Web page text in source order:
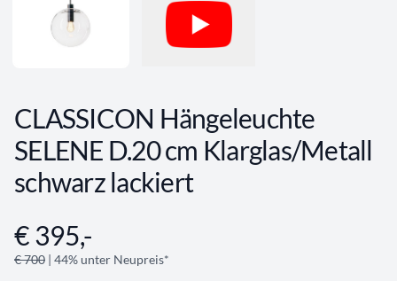
CLASSICON Hängeleuchte
SELENE D.20 cm Klarglas/Metall
schwarz lackiert
Angebotsinformationen
€ 395,-
€ 700 | 44% unter Neupreis*